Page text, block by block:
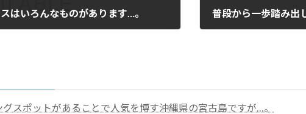
はいろんなものがあります…。
スポットがあることで人気を博す沖縄県の宮古島ですが…。